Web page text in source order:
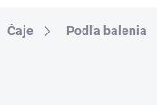
Čaje Podľa balenia